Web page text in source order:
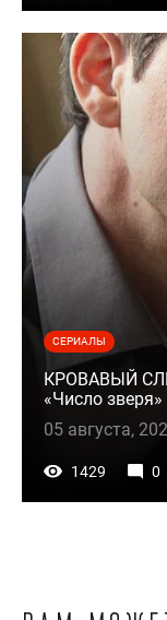
СЕРИАЛЫ
КРОВАВЫЙ
«Число
05 августа,
1429 0